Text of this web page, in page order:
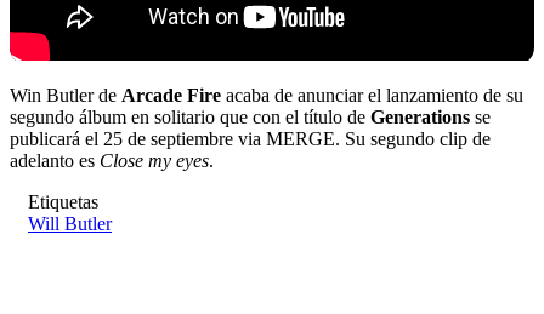
Win Butler de Arcade Fire acaba de anunciar el lanzamiento de su
segundo álbum en solitario que con el título de Generations se
publicará el 25 de septiembre via MERGE. Su segundo clip de
adelanto es Close my eyes.
Etiquetas
Will Butler